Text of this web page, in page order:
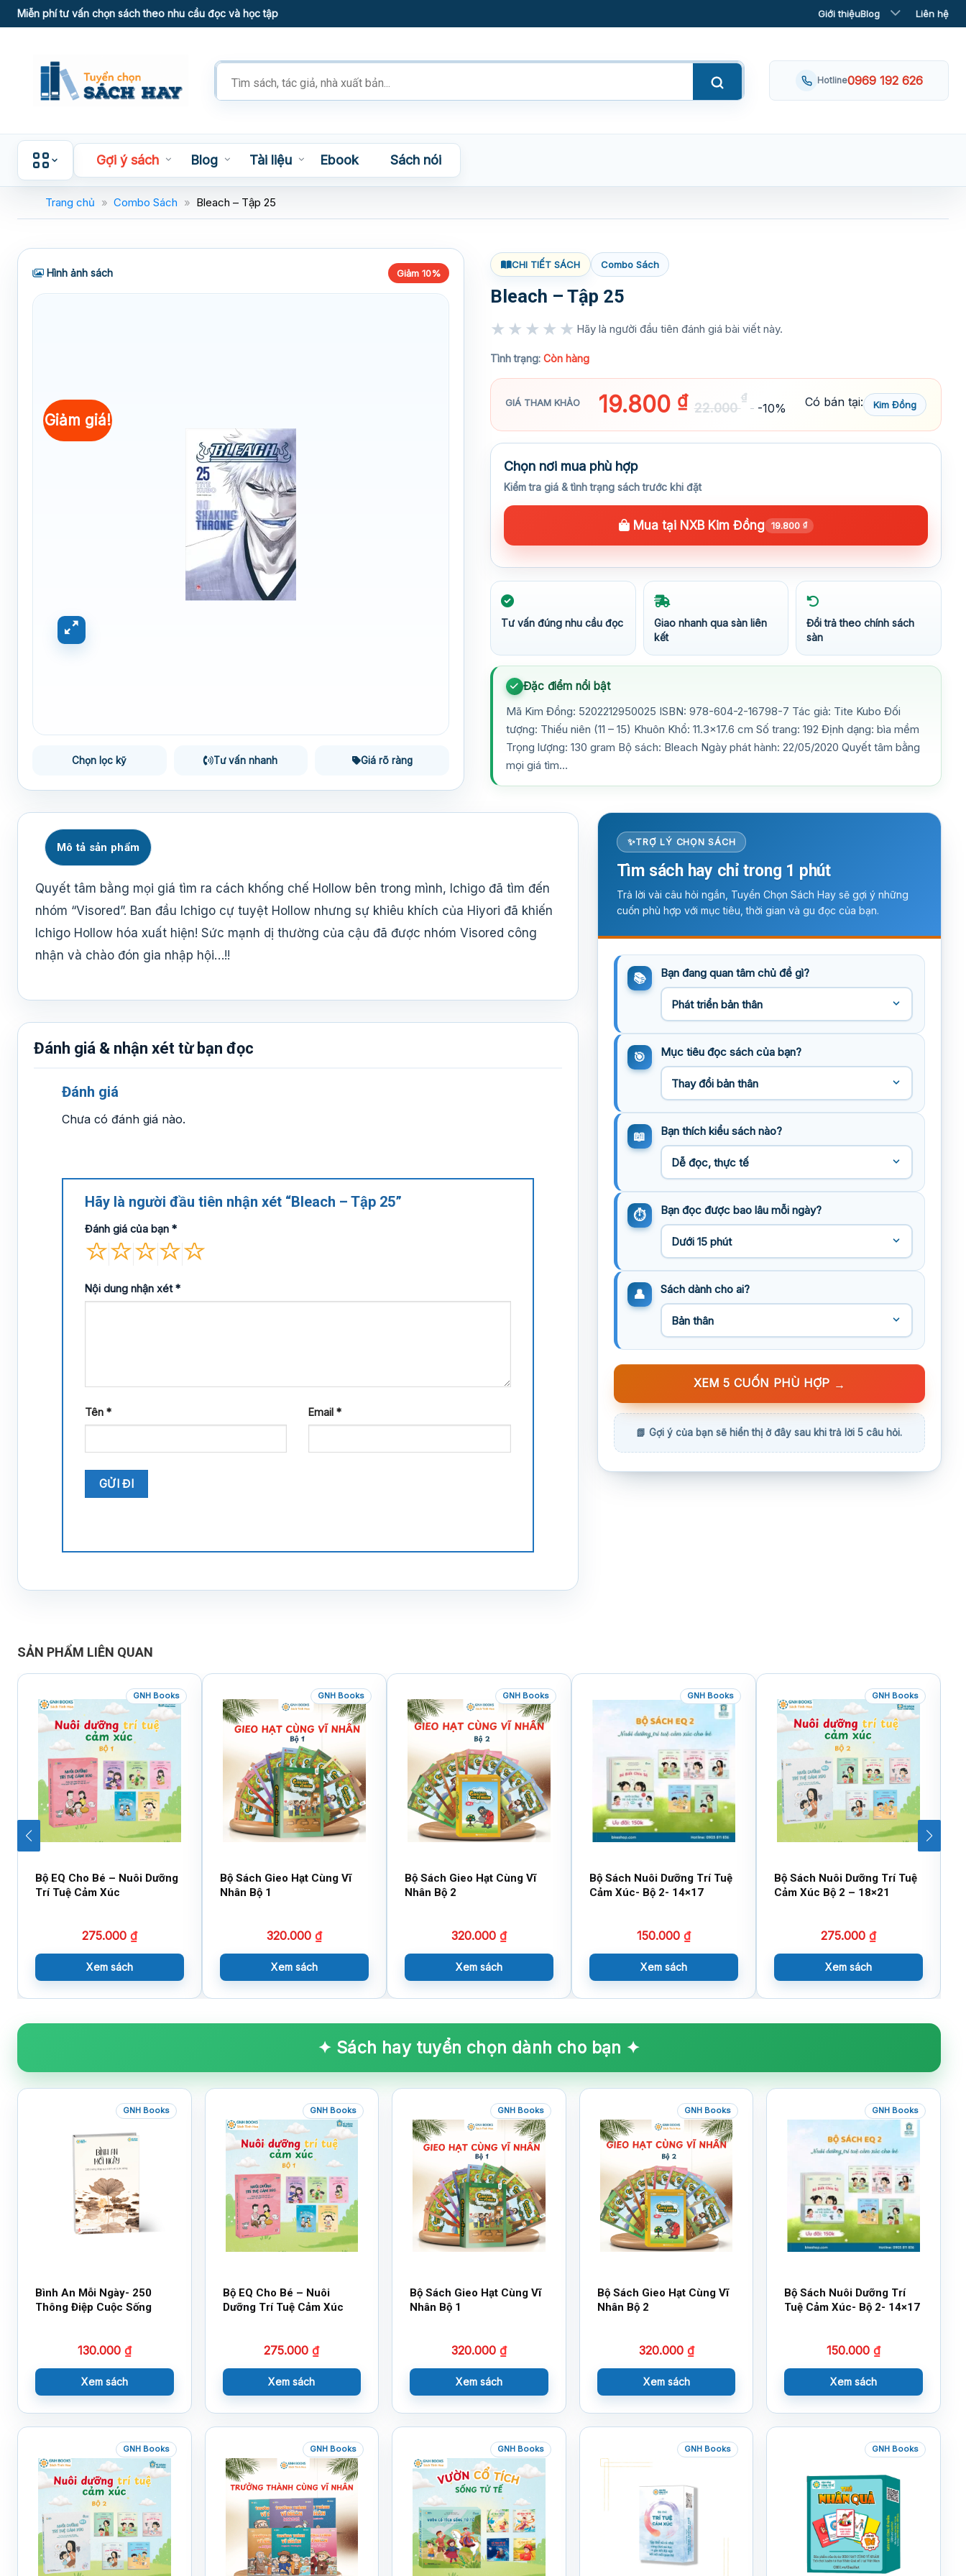
Skip
to
Miễn phí tư vấn chọn sách theo nhu cầu đọc và học tập Giới thiệuBlog Liên hệ
Tìm
kiếm
phẩm
Hotline0969 192 626
Gợi ý sách Blog Tài liệu Ebook Sách nói
Trang chủ » Combo Sách » Bleach – Tập 25
Hình ảnh sách Giảm 10%
Giảm giá!
Chọn lọc kỹ Tư vấn nhanh Giá rõ ràng
CHI TIẾT SÁCH Combo Sách
Bleach – Tập 25
★★★★★ Hãy là người đầu tiên đánh giá bài viết này.
Tình trạng: Còn hàng
GIÁ THAM KHẢO 19.800 ₫ 22.000
₫
-10% Có bán tại: Kim Đồng
Chọn nơi mua phù hợp
Kiểm tra giá & tình trạng sách trước khi đặt
Mua tại NXB Kim Đồng 19.800 ₫
Tư vấn đúng nhu cầu đọc
Giao nhanh qua sàn liên
kết
Đổi trả theo chính sách
sàn
Đặc điểm nổi bật
Mã Kim Đồng: 5202212950025 ISBN: 978-604-2-16798-7 Tác giả: Tite Kubo Đối
tượng: Thiếu niên (11 – 15) Khuôn Khổ: 11.3×17.6 cm Số trang: 192 Định dạng: bìa mềm
Trọng lượng: 130 gram Bộ sách: Bleach Ngày phát hành: 22/05/2020 Quyết tâm bằng
mọi giá tìm…
Mô tả sản phẩm
Quyết tâm bằng mọi giá tìm ra cách khống chế Hollow bên trong mình, Ichigo đã tìm đến
nhóm “Visored”. Ban đầu Ichigo cự tuyệt Hollow nhưng sự khiêu khích của Hiyori đã khiến
Ichigo Hollow hóa xuất hiện! Sức mạnh dị thường của cậu đã được nhóm Visored công
nhận và chào đón gia nhập hội…!!
Đánh giá & nhận xét từ bạn đọc
Đánh giá
Chưa có đánh giá nào.
Hãy là người đầu tiên nhận xét “Bleach – Tập 25”
Đánh giá của bạn *
Nội dung nhận xét*
Tên * Email*
TRỢ LÝ CHỌN SÁCH
Tìm sách hay chỉ trong 1 phút
Trả lời vài câu hỏi ngắn, Tuyển Chọn Sách Hay sẽ gợi ý những
cuốn phù hợp với mục tiêu, thời gian và gu đọc của bạn.
Bạn đang quan tâm chủ đề gì?
Mục tiêu đọc sách của bạn?
Bạn thích kiểu sách nào?
Bạn đọc được bao lâu mỗi ngày?
Sách dành cho ai?
XEM 5 CUỐN PHÙ HỢP →
SẢN PHẨM LIÊN QUAN
GNH Books
Bộ EQ Cho Bé – Nuôi Dưỡng
Trí Tuệ Cảm Xúc
275.000 ₫
Xem sách
GNH Books
Bộ Sách Gieo Hạt Cùng Vĩ
Nhân Bộ 1
320.000 ₫
Xem sách
GNH Books
Bộ Sách Gieo Hạt Cùng Vĩ
Nhân Bộ 2
320.000 ₫
Xem sách
GNH Books
Bộ Sách Nuôi Dưỡng Trí Tuệ
Cảm Xúc- Bộ 2- 14×17
150.000 ₫
Xem sách
GNH Books
Bộ Sách Nuôi Dưỡng Trí Tuệ
Cảm Xúc Bộ 2 – 18×21
275.000 ₫
Xem sách
✦ Sách hay tuyển chọn dành cho bạn ✦
GNH Books
Bình An Mỗi Ngày- 250
Thông Điệp Cuộc Sống
130.000 ₫
Xem sách
GNH Books
Bộ EQ Cho Bé – Nuôi
Dưỡng Trí Tuệ Cảm Xúc
275.000₫
Xem sách
GNH Books
Bộ Sách Gieo Hạt Cùng Vĩ
Nhân Bộ 1
320.000 ₫
Xem sách
GNH Books
Bộ Sách Gieo Hạt Cùng Vĩ
Nhân Bộ 2
320.000 ₫
Xem sách
GNH Books
Bộ Sách Nuôi Dưỡng Trí
Tuệ Cảm Xúc- Bộ 2- 14×17
150.000₫
Xem sách
GNH Books GNH Books GNH Books GNH Books GNH Books